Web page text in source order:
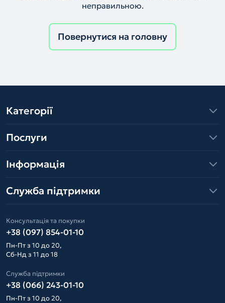
неправильною.
Повернутися на головну
Категорії
Послуги
Інформація
Служба підтримки
Консультація та покупки
+38 (097) 854-01-10
Пн-Пт з 10 до 20,
Сб-Нд з 11 до 18
Служба підтримки
+38 (066) 243-01-10
Пн-Пт з 10 до 20,